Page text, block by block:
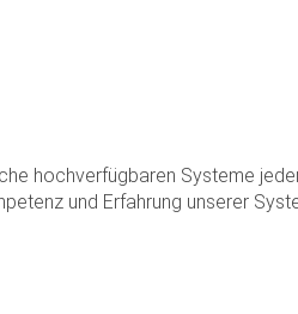
hochverfügbaren Systeme
und Erfahrung unserer